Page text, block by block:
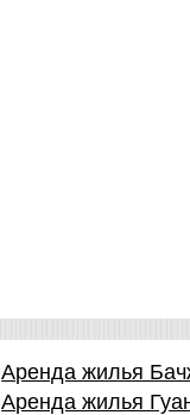
Аренда жилья
Аренда жилья